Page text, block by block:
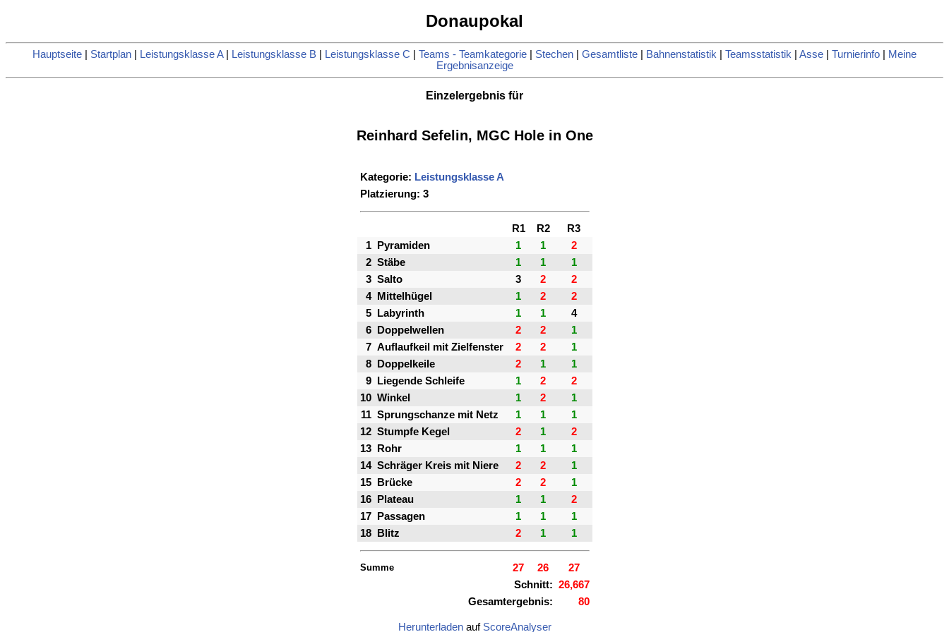
Donaupokal
Hauptseite Startplan Leistungsklasse A| Leistungsklasse B Leistungsklasse C Teams - Teamkategorie Stechen Gesamtliste Bahnenstatistik Teamsstatistik Asse Turnierinfo
Meine
Ergebnisanzeige
Einzelergebnis für
Reinhard Sefelin, MGC Hole in One
Kategorie: Leistungsklasse A
Platzierung: 3
R1 R2
R3
1
Pyramiden 1 1
2
2 Stäbe 1 1
1
3 Salto 3 2
2
4
Mittelhügel 1 2
2
5
Labyrinth 1 1
4
6
Doppelwellen 2 2
1
7 Auflaufkeil mit Zielfenster 2 2
1
8
Doppelkeile 2 1
1
9
Liegende Schleife 1 2
2
10 Winkel 1 2
1
11 Sprungschanze mit Netz 1 1
1
12 Stumpfe Kegel 2 1
2
13
Rohr 1 1
1
14 Schräger Kreis mit Niere 2 2
1
15
Brücke 2 2
1
16
Plateau 1 1
2
17
Passagen 1 1
1
18
Blitz 2 1 1
Summe 27 26
27
Schnitt: 26,667
Gesamtergebnis:
80
Herunterladenauf ScoreAnalyser